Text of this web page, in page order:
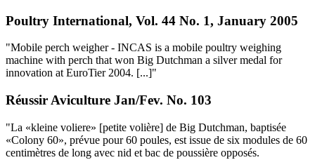
Poultry International, Vol. 44 No. 1, January 2005
"Mobile perch weigher - INCAS is a mobile poultry weighing
machine with perch that won Big Dutchman a silver medal for
innovation at EuroTier 2004. [...]"
Réussir Aviculture Jan/Fev. No. 103
"La «kleine voliere» [petite volière] de Big Dutchman, baptisée
«Colony 60», prévue pour 60 poules, est issue de six modules de 60
centimètres de long avec nid et bac de poussière opposés.